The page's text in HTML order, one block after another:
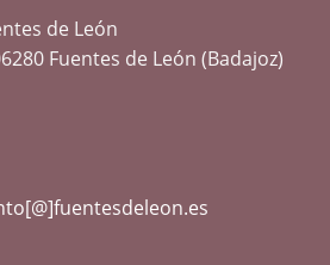
de León
Fuentes de León (Badajoz)